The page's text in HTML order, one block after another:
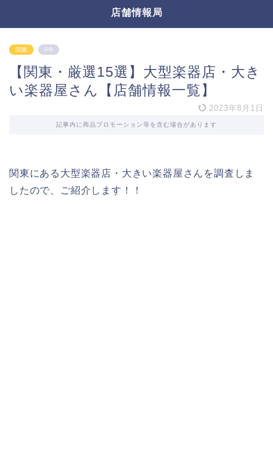
店舗情報局
関東 PR
【関東・厳選15選】大型楽器店・大き
い楽器屋さん【店舗情報一覧】
2023年8月1日
記事内に商品プロモーション等を含む場合があります
関東にある大型楽器店・大きい楽器屋さんを調査しま
したので、ご紹介します！！